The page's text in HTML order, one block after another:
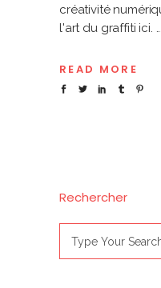
créativité
l'art du graffiti ici.
READ MORE
Rechercher
for: